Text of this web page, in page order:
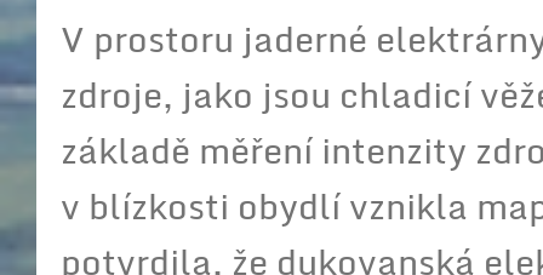
V prostoru jaderné
zdroje, jako jsou chladicí
základě měření intenzity
v blízkosti obydlí vznikla
potvrdila, že dukovanská